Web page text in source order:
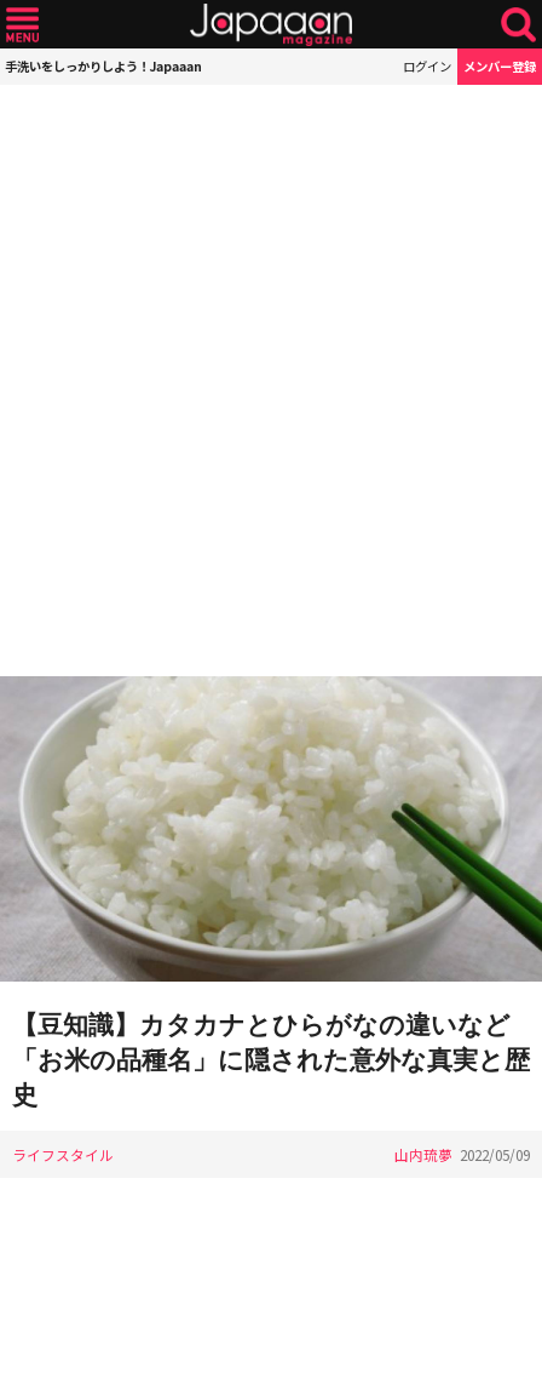
手洗いをしっかりしよう！Japaaan ログイン メンバー登録
【豆知識】カタカナとひらがなの違いなど
「お米の品種名」に隠された意外な真実と歴
史
ライフスタイル 山内琉夢 2022/05/09